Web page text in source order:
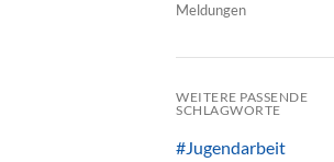
Meldungen
WEITERE PASSENDE
SCHLAGWORTE
#Jugendarbeit